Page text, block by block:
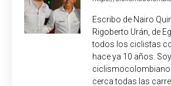
Escribo de Nairo
Rigoberto Urán, de
todos los ciclistas
hace ya 10 años.
cerca todas las